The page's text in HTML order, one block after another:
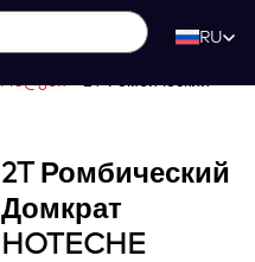
RU
2T Ромбический
Домкрат
HOTECHE